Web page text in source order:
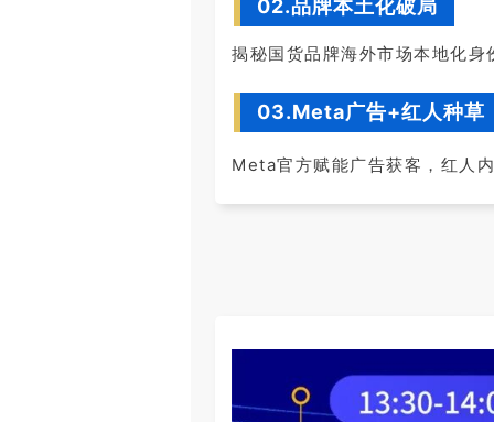
02.品牌本土化破局
揭秘国货品牌海外市场本地化
03.Meta广告+红人种草
Meta官方赋能广告获客，红人